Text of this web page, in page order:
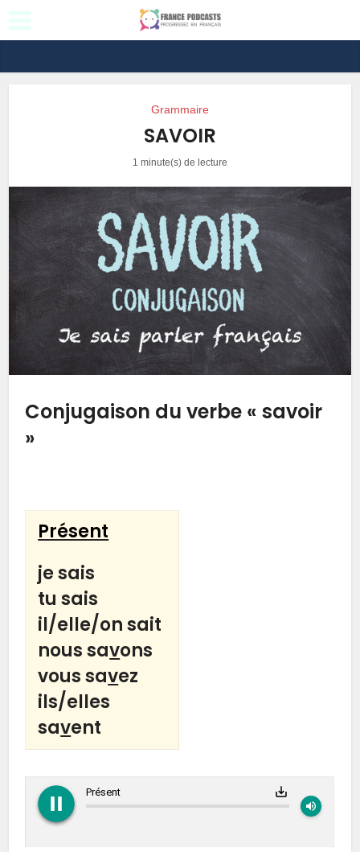
Grammaire
SAVOIR
1 minute(s) de lecture
Conjugaison du verbe « savoir
»
Présent
jesais
tusais
il/elle/onsait
noussavons
voussavez
ils/elles
savent
play_circle_filled
pause_circle_filled Présent save_alt
volume_up